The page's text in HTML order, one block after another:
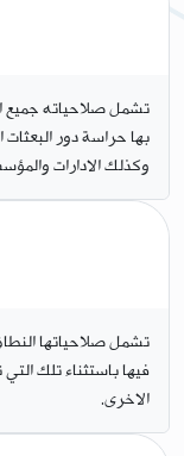
تشمل صلاحياته جميع
بها حراسة دور البعثات
وكذلك الادارات
تشمل صلاحياتها
فيها باستثناء تلك
الاخرى.